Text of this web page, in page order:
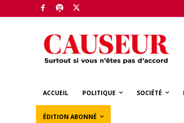
ACCUEIL POLITIQUE SOCIÉTÉ
ÉDITION ABONNÉ